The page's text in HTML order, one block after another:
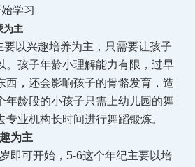
学习
为主
要以兴趣培养为主，只需要让孩子
。孩子年龄小理解能力有限，过早
西，还会影响孩子的骨骼发育，造
年龄段的小孩子只需上幼儿园的舞
业机构长时间进行舞蹈锻炼。
为主
即可开始，5-6这个年纪主要以培